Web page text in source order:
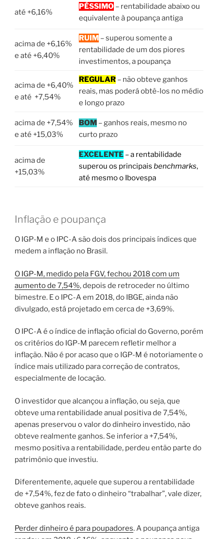
até +6,16%
PÉSSIMO – rentabilidade abaixo ou
equivalente à poupança antiga
acima de +6,16%
e até +6,40%
RUIM – superou somente a
rentabilidade de um dos piores
investimentos, a poupança
acima de +6,40%
e até +7,54%
REGULAR – não obteve ganhos
reais, mas poderá obtê-los no médio
e longo prazo
acima de +7,54%
e até +15,03%
BOM – ganhos reais, mesmo no
curto prazo
acima de
+15,03%
EXCELENTE – a rentabilidade
superou os principais benchmarks,
até mesmo o Ibovespa
Inflação e poupança
O IGP-M e o IPC-A são dois dos principais índices que
medem a inflação no Brasil.
O IGP-M, medido pela FGV, fechou 2018 com um
aumento de 7,54%, depois de retroceder no último
bimestre. E o IPC-A em 2018, do IBGE, ainda não
divulgado, está projetado em cerca de +3,69%.
O IPC-A é o índice de inflação oficial do Governo, porém
os critérios do IGP-M parecem refletir melhor a
inflação. Não é por acaso que o IGP-M é notoriamente o
índice mais utilizado para correção de contratos,
especialmente de locação.
O investidor que alcançou a inflação, ou seja, que
obteve uma rentabilidade anual positiva de 7,54%,
apenas preservou o valor do dinheiro investido, não
obteve realmente ganhos. Se inferior a +7,54%,
mesmo positiva a rentabilidade, perdeu então parte do
patrimônio que investiu.
Diferentemente, aquele que superou a rentabilidade
de +7,54%, fez de fato o dinheiro “trabalhar”, vale dizer,
obteve ganhos reais.
Perder dinheiro é para poupadores. A poupança antiga